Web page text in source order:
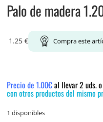
Palo de madera
1.25 € Compra este
Precio de 1.00€al llevar 2 uds.
con otros productos del mismo
1 disponibles